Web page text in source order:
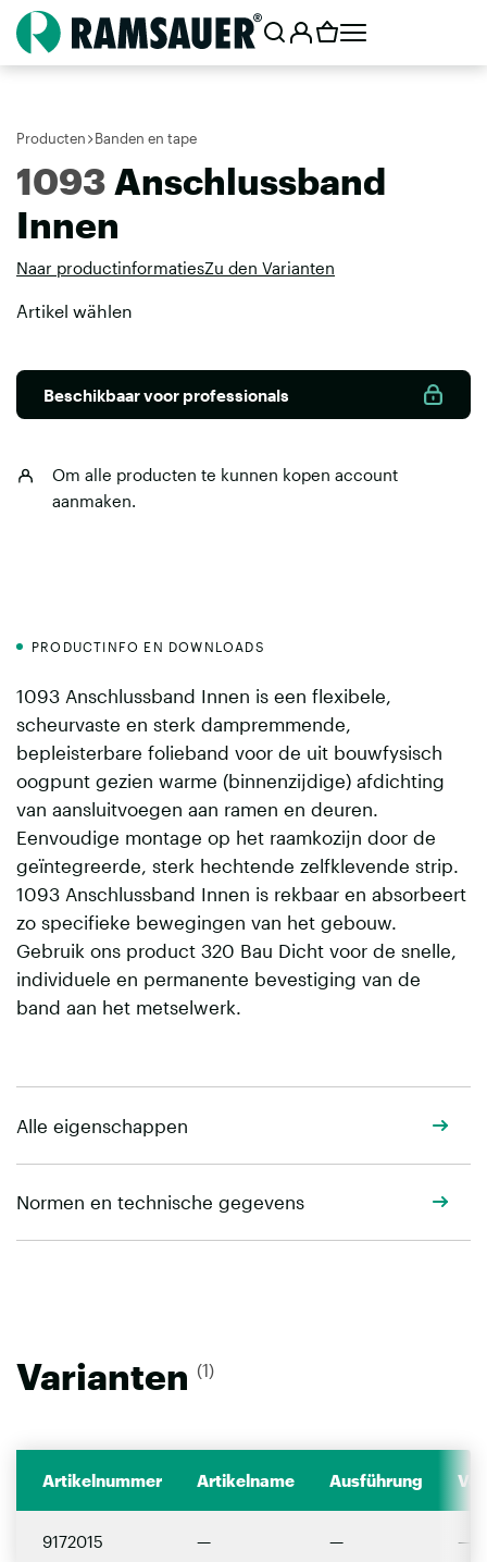
Producten Banden en tape
1093 Anschlussband
Innen
Naar productinformatiesZu den Varianten
Artikel wählen
Beschikbaar voor professionals
Om alle producten te kunnen kopenaccount
aanmaken
PRODUCTINFO EN DOWNLOADS
1093 Anschlussband Innen is een flexibele,
scheurvaste en sterk dampremmende,
bepleisterbare folieband voor de uit bouwfysisch
oogpunt gezien warme (binnenzijdige) afdichting
van aansluitvoegen aan ramen en deuren.
Eenvoudige montage op het raamkozijn door de
geïntegreerde, sterk hechtende zelfklevende strip.
1093 Anschlussband Innen is rekbaar en absorbeert
zo specifieke bewegingen van het gebouw.
Gebruik ons product 320 Bau Dicht voor de snelle,
individuele en permanente bevestiging van de
band aan het metselwerk.
Alle eigenschappen
Normen en technische gegevens
Varianten (1)
Artikelnummer Artikelname Ausführung
9172015 — — —